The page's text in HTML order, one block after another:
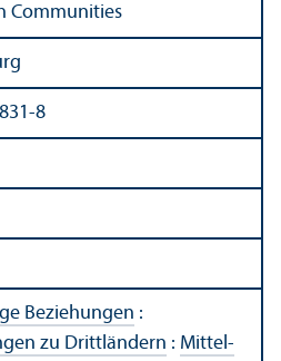
Communities
8
Beziehungen :
zu Drittländern : Mittel-